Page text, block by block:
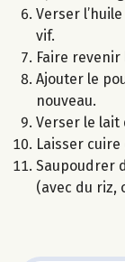
Verser
vif.
Faire revenir
Ajouter le
nouveau.
Verser le lait
Laisser
Saupoudrer
(avec du riz,